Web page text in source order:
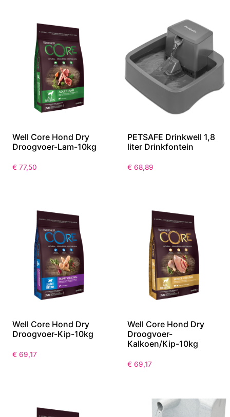
Well Core Hond Dry
Droogvoer-Lam-10kg
€ 77,50
PETSAFE Drinkwell 1,8
liter Drinkfontein
€ 68,89
Well Core Hond Dry
Droogvoer-Kip-10kg
€ 69,17
Well Core Hond Dry
Droogvoer-
Kalkoen/Kip-10kg
€ 69,17